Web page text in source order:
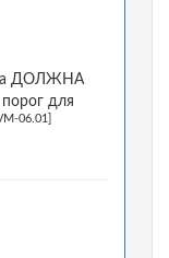
ДОЛЖНА
для
06.01]